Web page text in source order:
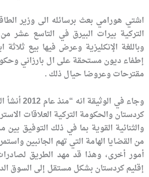
اشتي هورامي بعث برسائله الى وزير
التركية بيرات البيرق في التاسع عشر
وباللغة الإنكليزية وعرض فيها بيع ثلاثة
إطفاء ديون مستحقة على ال بارزاني
مقترحات وعروضا حيال ذلك .
وجاء في
كردستان والحكومة التركية العلاقات
والثنائية القوية بما في ذلك التوفيق
من القضايا الهامة التي تهم الجانبين
أمور أخرى، وهذا قد مهد الطريق
إقليم كردستان بشكل مستقل إلى السوق